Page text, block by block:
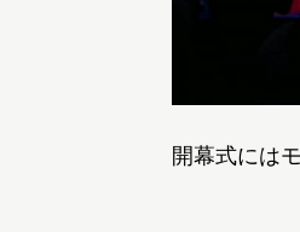
開幕式には